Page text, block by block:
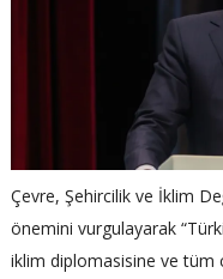
Çevre, Şehircilik ve İklim
önemini vurgulayarak
iklim diplomasisine ve tüm